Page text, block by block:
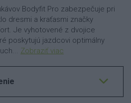
Bodyfit Pro zabezpečuje pri
dresmi a kraťasmi značky
Je vyhotovené z dvojice
poskytujú jazdcovi optimálny
Zobraziť viac